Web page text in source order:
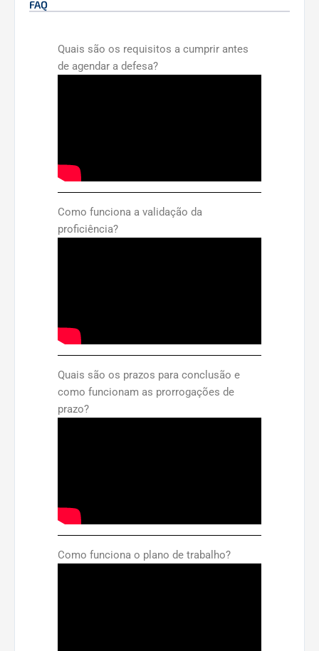
FAQ
Quais são os requisitos a cumprir antes
de agendar a defesa?
Como funciona a validação da
proficiência?
Quais são os prazos para conclusão e
como funcionam as prorrogações de
prazo?
Como funciona o plano de trabalho?